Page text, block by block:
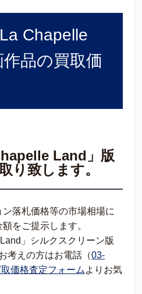
Chapelle
品の買取価
Land」版
り致します。
落札価格等の市場相場に
をご提示します。
」シルクスクリーン版
考えの方はお電話（03-
価格査定フォーム よりお気